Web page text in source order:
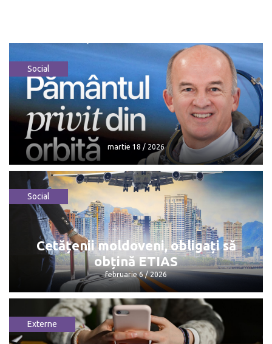
Social
martie 18 / 2026
martie 18 / 2026
Social
Cetățenii moldoveni, obligați să
obțină ETIAS
februarie 6 / 2026
Cetățenii moldoveni, obligați să obțină
Externe